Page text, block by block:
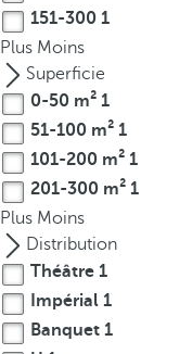
y
t
o
n
a
v
i
g
a
t
e
o
151-300 1
Plus Moins
Superficie
0-50 m² 1
51-100 m² 1
101-200 m² 1
201-300 m² 1
Plus Moins
Distribution
Théâtre 1
Impérial 1
Banquet 1